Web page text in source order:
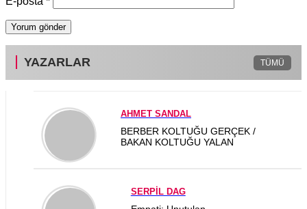
YAZARLAR TÜMÜ
AHMET SANDAL
BERBER KOLTUĞU GERÇEK /
BAKAN KOLTUĞU YALAN
SERPİL DAG